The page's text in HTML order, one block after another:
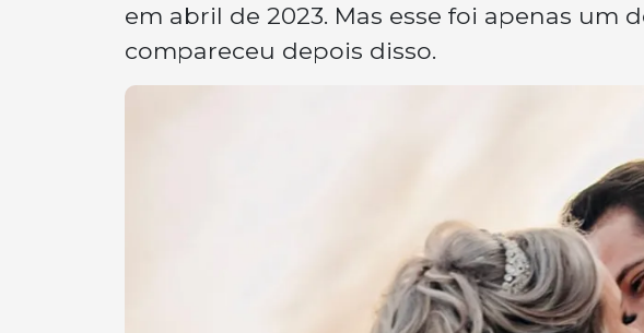
em abril de 2023. Mas esse foi apenas um
compareceu depois disso.